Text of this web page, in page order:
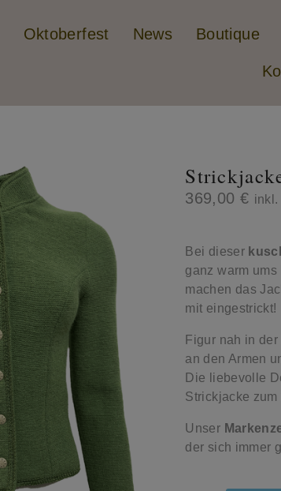
Oktoberfest News Boutique
369,00 € inkl.
Bei dieser
ganz warm
machen das
mit eingestrickt!
Figur nah in
an den Armen
Die liebevolle
Strickjacke
Unser
der sich immer